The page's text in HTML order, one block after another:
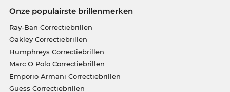
Onze populairste brillenmerken
Ray-Ban Correctiebrillen
Oakley Correctiebrillen
Humphreys Correctiebrillen
Marc O Polo Correctiebrillen
Emporio Armani Correctiebrillen
Guess Correctiebrillen